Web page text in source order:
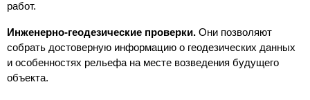
работ.
Инженерно-геодезические проверки. Они позволяют
собрать достоверную информацию о геодезических данных
и особенностях рельефа на месте возведения будущего
объекта.